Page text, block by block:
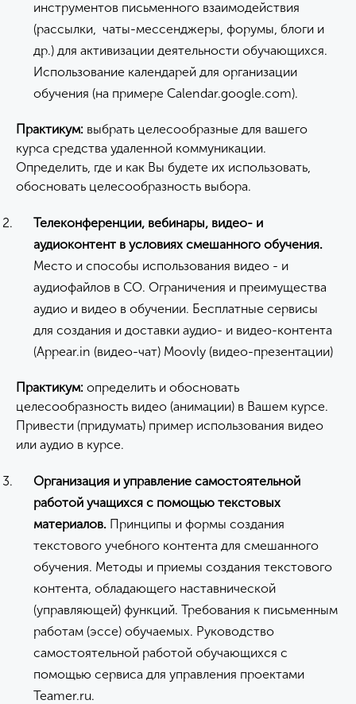
инструментов письменного взаимодействия
(рассылки, чаты-мессенджеры, форумы, блоги и
др.) для активизации деятельности обучающихся.
Использование календарей для организации
обучения (на примере Сalendar.google.com).
Практикум: выбрать целесообразные для вашего
курса средства удаленной коммуникации.
Определить, где и как Вы будете их использовать,
обосновать целесообразность выбора.
Телеконференции, вебинары, видео- и
аудиоконтент в условиях смешанного обучения.
Место и способы использования видео - и
аудиофайлов в СО. Ограничения и преимущества
аудио и видео в обучении. Бесплатные сервисы
для создания и доставки аудио- и видео-контента
(Appear.in (видео-чат) Moovly (видео-презентации)
Практикум: определить и обосновать
целесообразность видео (анимации) в Вашем курсе.
Привести (придумать) пример использования видео
или аудио в курсе.
Организация и управление самостоятельной
работой учащихся с помощью текстовых
материалов. Принципы и формы создания
текстового учебного контента для смешанного
обучения. Методы и приемы создания текстового
контента, обладающего наставнической
(управляющей) функций. Требования к письменным
работам (эссе) обучаемых. Руководство
самостоятельной работой обучающихся с
помощью сервиса для управления проектами
Teamer.ru.